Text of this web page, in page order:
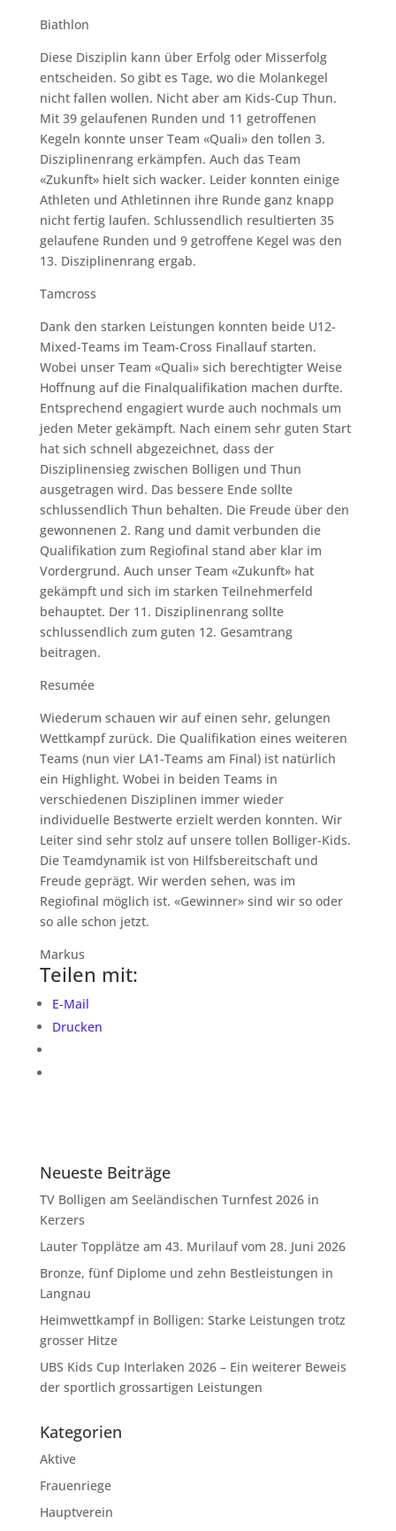
Biathlon
Diese Disziplin kann über Erfolg oder Misserfolg
entscheiden. So gibt es Tage, wo die Molankegel
nicht fallen wollen. Nicht aber am Kids-Cup Thun.
Mit 39 gelaufenen Runden und 11 getroffenen
Kegeln konnte unser Team «Quali» den tollen 3.
Disziplinenrang erkämpfen. Auch das Team
«Zukunft» hielt sich wacker. Leider konnten einige
Athleten und Athletinnen ihre Runde ganz knapp
nicht fertig laufen. Schlussendlich resultierten 35
gelaufene Runden und 9 getroffene Kegel was den
13. Disziplinenrang ergab.
Tamcross
Dank den starken Leistungen konnten beide U12-
Mixed-Teams im Team-Cross Finallauf starten.
Wobei unser Team «Quali» sich berechtigter Weise
Hoffnung auf die Finalqualifikation machen durfte.
Entsprechend engagiert wurde auch nochmals um
jeden Meter gekämpft. Nach einem sehr guten Start
hat sich schnell abgezeichnet, dass der
Disziplinensieg zwischen Bolligen und Thun
ausgetragen wird. Das bessere Ende sollte
schlussendlich Thun behalten. Die Freude über den
gewonnenen 2. Rang und damit verbunden die
Qualifikation zum Regiofinal stand aber klar im
Vordergrund. Auch unser Team «Zukunft» hat
gekämpft und sich im starken Teilnehmerfeld
behauptet. Der 11. Disziplinenrang sollte
schlussendlich zum guten 12. Gesamtrang
beitragen.
Resumée
Wiederum schauen wir auf einen sehr, gelungen
Wettkampf zurück. Die Qualifikation eines weiteren
Teams (nun vier LA1-Teams am Final) ist natürlich
ein Highlight. Wobei in beiden Teams in
verschiedenen Disziplinen immer wieder
individuelle Bestwerte erzielt werden konnten. Wir
Leiter sind sehr stolz auf unsere tollen Bolliger-Kids.
Die Teamdynamik ist von Hilfsbereitschaft und
Freude geprägt. Wir werden sehen, was im
Regiofinal möglich ist. «Gewinner» sind wir so oder
so alle schon jetzt.
Markus
Teilen mit:
E-Mail
Drucken
Neueste Beiträge
TV Bolligen am Seeländischen Turnfest 2026 in
Kerzers
Lauter Topplätze am 43. Murilauf vom 28. Juni 2026
Bronze, fünf Diplome und zehn Bestleistungen in
Langnau
Heimwettkampf in Bolligen: Starke Leistungen trotz
grosser Hitze
UBS Kids Cup Interlaken 2026 – Ein weiterer Beweis
der sportlich grossartigen Leistungen
Kategorien
Aktive
Frauenriege
Hauptverein